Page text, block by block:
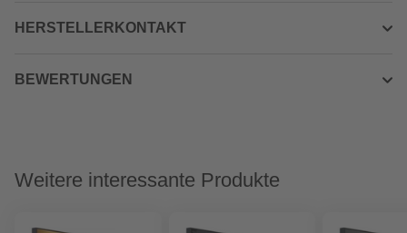
HERSTELLERKONTAKT
BEWERTUNGEN
Weitere interessante Produkte